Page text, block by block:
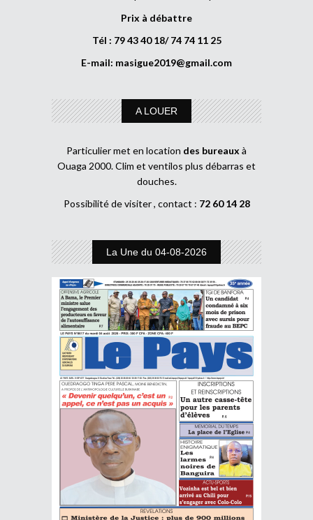
Prix à débattre
Tél : 79 43 40 18/ 74 74 11 25
E-mail: masigue2019@gmail.com
A LOUER
Particulier met en location des bureaux à
Ouaga 2000. Clim et ventilos plus débarras et
douches.
Possibilité de visiter , contact : 72 60 14 28
La Une du 04-08-2026